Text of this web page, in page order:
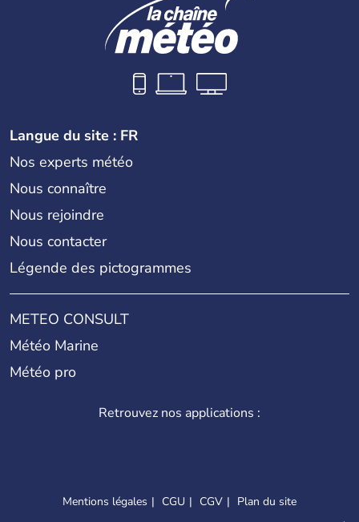
Langue du site : FR
Nos experts météo
Nous connaître
Nous rejoindre
Nous contacter
Légende des pictogrammes
METEO CONSULT
Météo Marine
Météo pro
Retrouvez nos applications :
Mentions légales CGU CGV
Plan du site